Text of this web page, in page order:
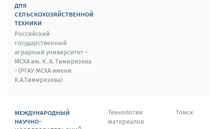
для
сельскохозяйственной
техники
Российский
государственный
аграрный университет –
МСХА им. К. А. Тимирязева
- (РГАУ-МСХА имени
К.А.Тимирязева)
международный
научно-
Технологии
материалов
Томск